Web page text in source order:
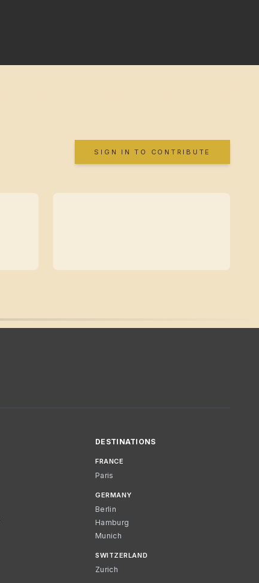
SIGN IN TO CONTRIBUTE
DESTINATIONS
FRANCE
Paris
GERMANY
Berlin
Hamburg
Munich
SWITZERLAND
Zurich